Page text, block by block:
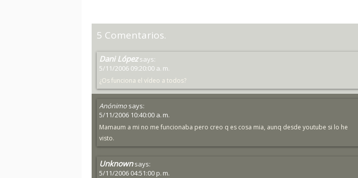
5 Comentarios.
Dani López says:
5/11/2006 09:20:00 a. m.
¿Os funciona el vídeo a todos?
Anónimo says:
5/11/2006 10:40:00 a. m.
Mamaum a mi no me funcionaba pero creo q es cosa mia, aunq desde youtube si lo he
visto.
Unknown says:
5/11/2006 04:51:00 p. m.